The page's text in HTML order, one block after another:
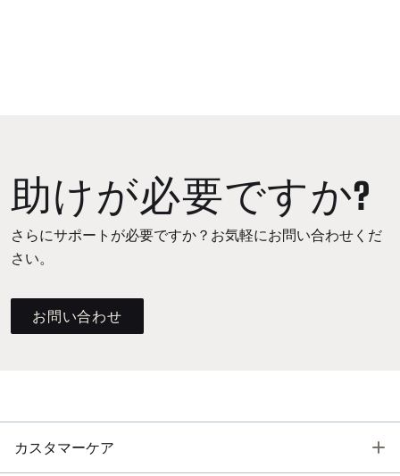
助けが必要ですか?
さらにサポートが必要ですか？お気軽にお問い合わせくだ
さい。
お問い合わせ
カスタマーケア